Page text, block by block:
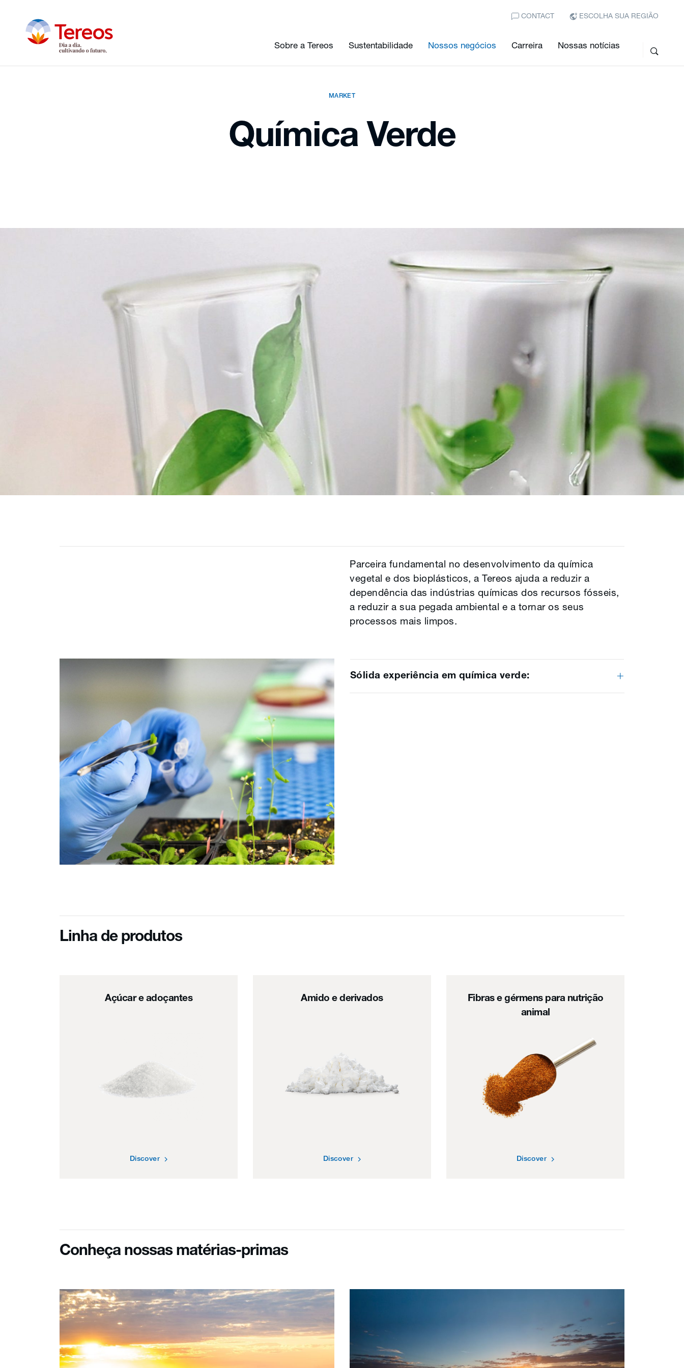
CONTACT ESCOLHA SUA REGIÃO
Sobre a Tereos Sustentabilidade Nossos negócios Carreira Nossas notícias
MARKET
Química Verde
Parceira fundamental no desenvolvimento da química
vegetal e dos bioplásticos, a Tereos ajuda a reduzir a
dependência das indústrias químicas dos recursos fósseis,
a reduzir a sua pegada ambiental e a tornar os seus
processos mais limpos.
Sólida experiência em química verde:
Linha de produtos
Açúcar e adoçantes
Discover
Amido e derivados
Discover
Fibras e gérmens para nutrição
animal
Discover
Conheça nossas matérias-primas